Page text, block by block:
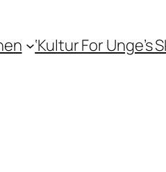
‘Kultur For Unge’s